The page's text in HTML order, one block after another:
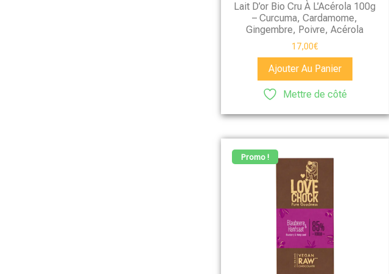
Lait D’or Bio Cru À L’Acérola 100g
– Curcuma, Cardamome,
Gingembre, Poivre, Acérola
17,00€
Ajouter Au Panier
Mettre de côté
Promo !